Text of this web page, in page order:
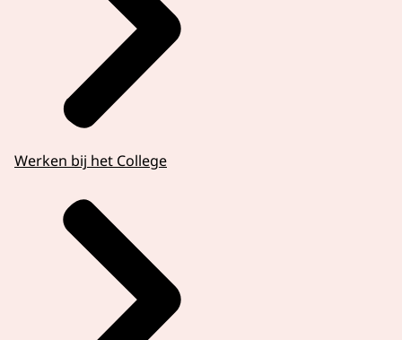
Werken bij het College